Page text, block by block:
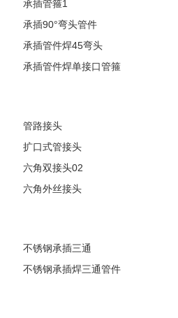
承插管箍1
承插90°弯头管件
承插管件焊45弯头
承插管件焊单接口管箍
管路接头
扩口式管接头
六角双接头02
六角外丝接头
不锈钢承插三通
不锈钢承插焊三通管件